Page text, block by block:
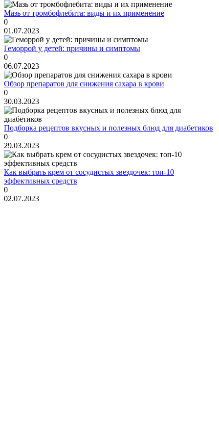
Мазь от тромбофлебита: виды и их применение
0
01.07.2023
Геморрой у детей: причины и симптомы
0
06.07.2023
Обзор препаратов для снижения сахара в крови
0
30.03.2023
Подборка рецептов вкусных и полезных блюд для диабетиков
0
29.03.2023
Как выбрать крем от сосудистых звездочек: топ-10
эффективных средств
0
02.07.2023